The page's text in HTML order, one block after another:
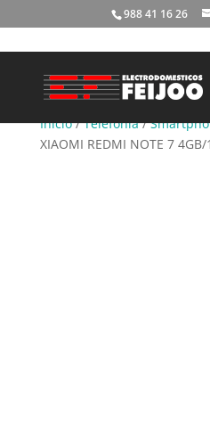
988 41 16 26
Inicio/Telefonía/
XIAOMI REDMI NOTE 7 4GB/